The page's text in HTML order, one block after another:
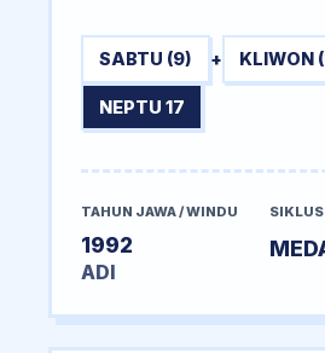
SABTU (9) + KLIWON
NEPTU 17
TAHUN JAWA / WINDU
1992
ADI